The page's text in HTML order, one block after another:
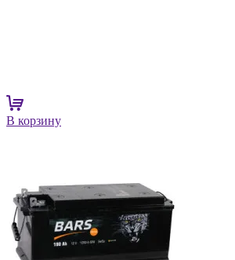
В корзину